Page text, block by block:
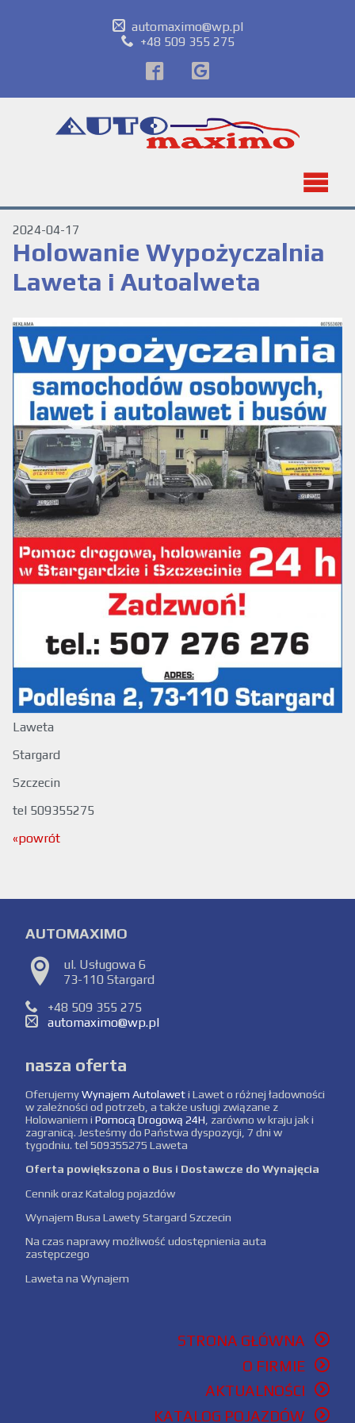
automaximo@wp.pl
+48 509 355 275
2024-04-17
Holowanie Wypożyczalnia
Laweta i Autoalweta
Laweta
Stargard
Szczecin
tel 509355275
«powrót
AUTOMAXIMO
ul. Usługowa 6
73-110 Stargard
+48 509 355 275
automaximo@wp.pl
nasza oferta
OferujemyWynajem Autolaweti Lawet o różnej ładowności
w zależności od potrzeb, a także usługi związane z
Holowaniem i Pomocą Drogową 24H , zarówno w kraju jak i
zagranicą. Jesteśmy do Państwa dyspozycji, 7 dni w
tygodniu. tel 509355275 Laweta
Oferta powiększona o Bus i Dostawcze do Wynajęcia
Cennik oraz Katalog pojazdów
Wynajem Busa Lawety Stargard Szczecin
Na czas naprawy możliwość udostępnienia auta
zastępczego
Laweta na Wynajem
STRONA GŁÓWNA
O FIRMIE
AKTUALNOŚCI
KATALOG POJAZDÓW